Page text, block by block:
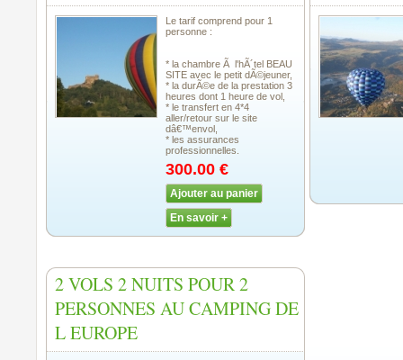
Le tarif comprend pour 1
personne :
* la chambre Ã l'hÃ´tel BEAU
SITE avec le petit dÃ©jeuner,
* la durÃ©e de la prestation 3
heures dont 1 heure de vol,
* le transfert en 4*4
aller/retour sur le site
dâ€™envol,
* les assurances
professionnelles.
300.00 €
Ajouter au panier
En savoir +
2 VOLS 2 NUITS POUR 2
PERSONNES AU CAMPING DE
L EUROPE